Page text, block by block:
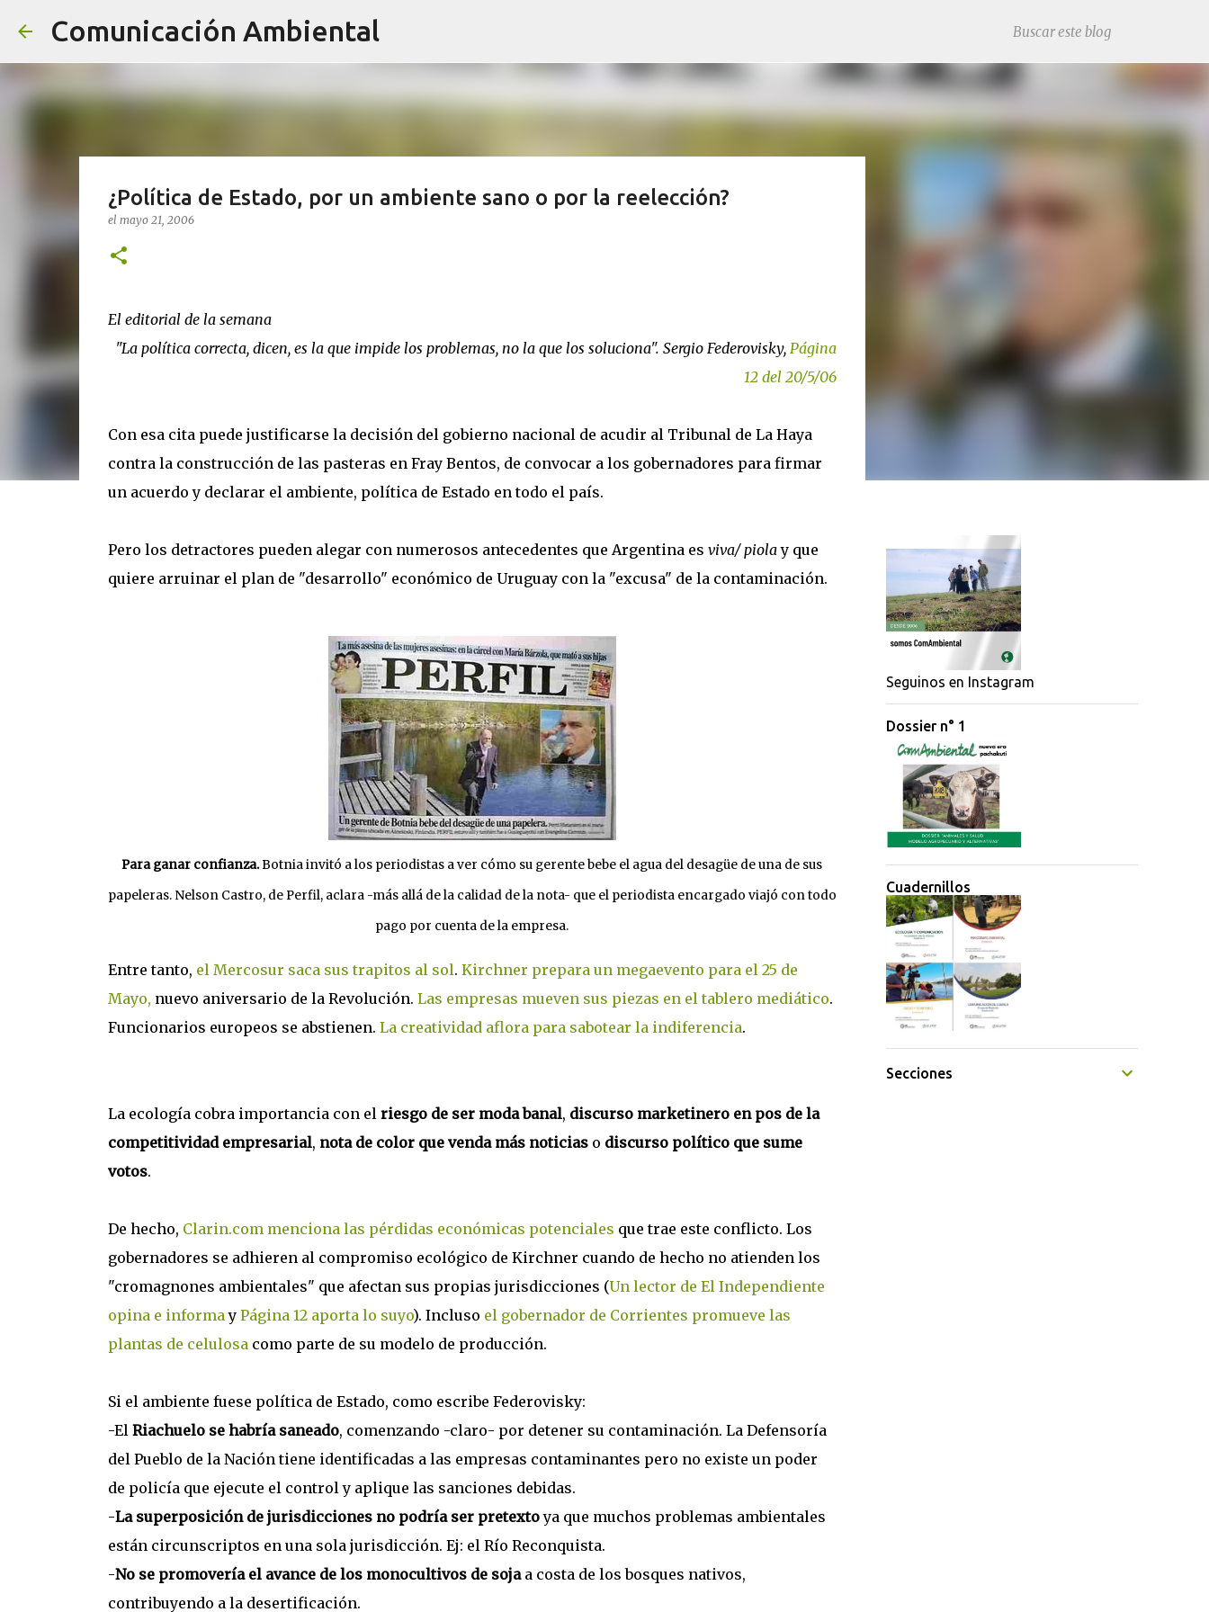
Comunicación Ambiental
¿Política de Estado, por un ambiente sano o por la reelección?
el mayo 21, 2006
El editorial de la semana
"La política correcta, dicen, es la que impide los problemas, no la que los soluciona". Sergio Federovisky, Página
12 del 20/5/06
Con esa cita puede justificarse la decisión del gobierno nacional de acudir al Tribunal de La Haya
contra la construcción de las pasteras en Fray Bentos, de convocar a los gobernadores para firmar
un acuerdo y declarar el ambiente, política de Estado en todo el país.
Pero los detractores pueden alegar con numerosos antecedentes que Argentina es viva/ piolay que
quiere arruinar el plan de "desarrollo" económico de Uruguay con la "excusa" de la contaminación.
Para ganar confianza.Botnia invitó a los periodistas a ver cómo su gerente bebe el agua del desagüe de una de sus
papeleras. Nelson Castro, de Perfil, aclara -más allá de la calidad de la nota- que el periodista encargado viajó con todo
pago por cuenta de la empresa.
Entre tanto, el Mercosur saca sus trapitos al sol. Kirchner prepara un megaevento para el 25 de
Mayo, nuevo aniversario de la Revolución. Las empresas mueven sus piezas en el tablero mediático.
Funcionarios europeos se abstienen. La creatividad aflora para sabotear la indiferencia.
La ecología cobra importancia con el riesgo de ser moda banal, discurso marketinero en pos de la
competitividad empresarial, nota de color que venda más noticiaso discurso político que sume
votos.
De hecho, Clarin.com menciona las pérdidas económicas potenciales que trae este conflicto. Los
gobernadores se adhieren al compromiso ecológico de Kirchner cuando de hecho no atienden los
"cromagnones ambientales" que afectan sus propias jurisdicciones (Un lector de El Independiente
opina e informay Página 12 aporta lo suyo). Incluso el gobernador de Corrientes promueve las
plantas de celulosacomo parte de su modelo de producción.
Si el ambiente fuese política de Estado, como escribe Federovisky:
-El Riachuelo se habría saneado, comenzando -claro- por detener su contaminación. La Defensoría
del Pueblo de la Nación tiene identificadas a las empresas contaminantes pero no existe un poder
de policía que ejecute el control y aplique las sanciones debidas.
-La superposición de jurisdicciones no podría ser pretextoya que muchos problemas ambientales
están circunscriptos en una sola jurisdicción. Ej: el Río Reconquista.
-No se promovería el avance de los monocultivos de sojaa costa de los bosques nativos,
contribuyendo a la desertificación.
Seguinos en Instagram
Dossier n° 1
Cuadernillos
Secciones